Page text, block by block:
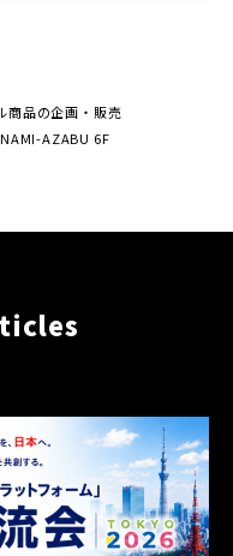
商品の企画・販売
AZABU 6F